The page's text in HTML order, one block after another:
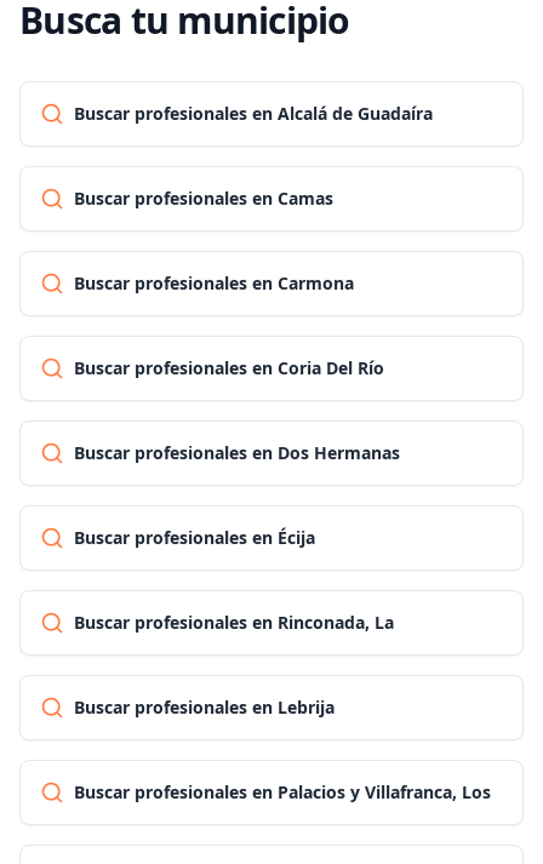
Busca tu municipio
Buscar profesionales en Alcalá de Guadaíra
Buscar profesionales en Camas
Buscar profesionales en Carmona
Buscar profesionales en Coria Del Río
Buscar profesionales en Dos Hermanas
Buscar profesionales en Écija
Buscar profesionales en Rinconada, La
Buscar profesionales en Lebrija
Buscar profesionales en Palacios y Villafranca, Los